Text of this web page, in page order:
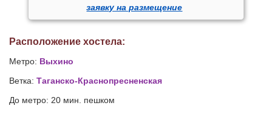
заявку на размещение
Расположение хостела:
Метро: Выхино
Ветка: Таганско-Краснопресненская
До метро: 20 мин. пешком